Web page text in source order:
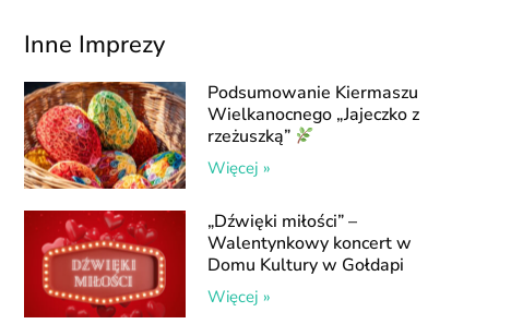
Inne Imprezy
Podsumowanie Kiermaszu
Wielkanocnego „Jajeczko z
rzeżuszką”
Więcej »
„Dźwięki miłości” –
Walentynkowy koncert w
Domu Kultury w Gołdapi
Więcej »